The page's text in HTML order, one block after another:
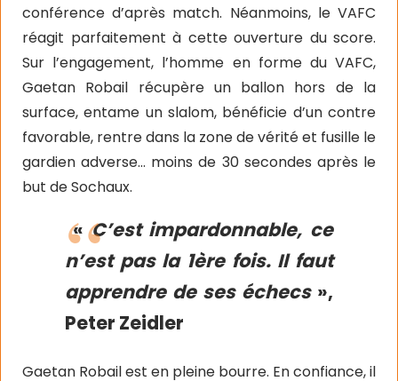
conférence d’après match. Néanmoins, le VAFC
réagit parfaitement à cette ouverture du score.
Sur l’engagement, l’homme en forme du VAFC,
Gaetan Robail récupère un ballon hors de la
surface, entame un slalom, bénéficie d’un contre
favorable, rentre dans la zone de vérité et fusille le
gardien adverse… moins de 30 secondes après le
but de Sochaux.
« C’est impardonnable, ce
n’est pas la 1ère fois. Il faut
apprendre de ses échecs »,
Peter Zeidler
Gaetan Robail est en pleine bourre. En confiance, il